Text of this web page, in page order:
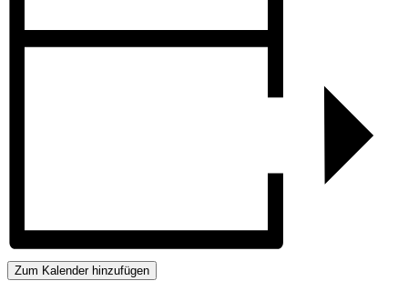
Zum Kalender hinzufügen